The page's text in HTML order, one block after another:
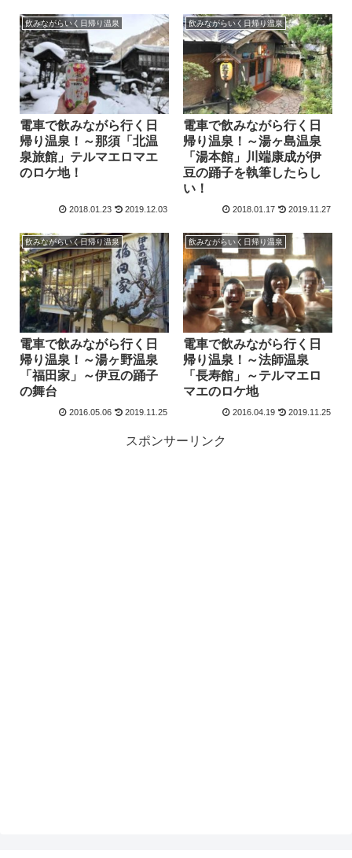
飲みながらいく日帰り温泉
電車で飲みながら行く日
帰り温泉！～那須「北温
泉旅館」テルマエロマエ
のロケ地！
2018.01.23 2019.12.03
飲みながらいく日帰り温泉
電車で飲みながら行く日
帰り温泉！～湯ヶ島温泉
「湯本館」川端康成が伊
豆の踊子を執筆したらし
い！
2018.01.17 2019.11.27
飲みながらいく日帰り温泉
電車で飲みながら行く日
帰り温泉！～湯ヶ野温泉
「福田家」～伊豆の踊子
の舞台
2016.05.06 2019.11.25
飲みながらいく日帰り温泉
電車で飲みながら行く日
帰り温泉！～法師温泉
「長寿館」～テルマエロ
マエのロケ地
2016.04.19 2019.11.25
スポンサーリンク